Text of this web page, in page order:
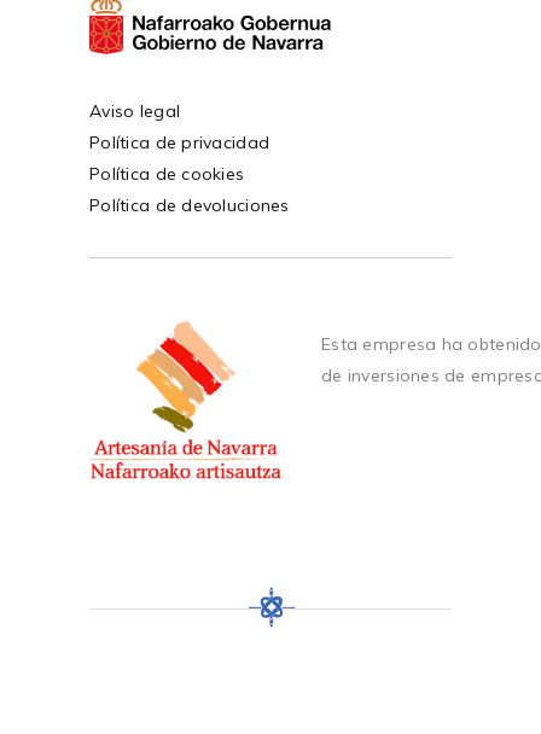
Aviso legal
Política de privacidad
Política de cookies
Política de devoluciones
Esta empresa ha
de inversiones de